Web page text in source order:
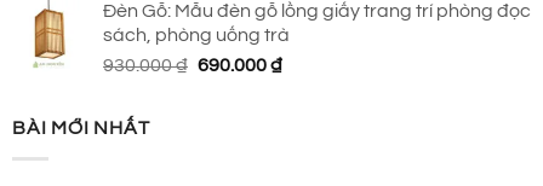
là:
920.000 ₫.
tại
là:
690.000 ₫.
Đèn Gỗ: Mẫu đèn gỗ lồng giấy trang trí phòng đọc
sách, phòng uống trà
930.000₫ Giá
690.000₫Giá
BÀI MỚI NHẤT